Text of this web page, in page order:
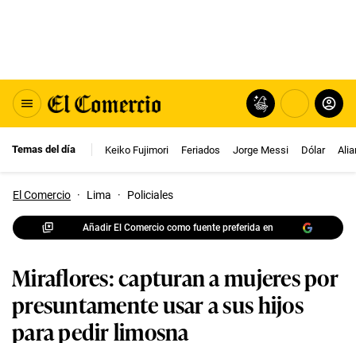
Temas del día Keiko Fujimori Feriados Jorge Messi Dólar
El Comercio · Lima · Policiales
Añadir El Comercio como fuente preferida en
Miraflores: capturan a mujeres por
presuntamente usar a sus hijos
para pedir limosna